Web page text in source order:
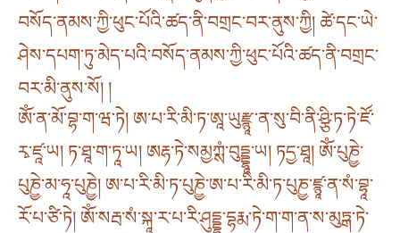
བསོད་ནམས་ཀྱི་ཕུང་པོའི་ཚད་ནི་བགྲང་བར་ནུས་ཀྱི། ཚེ་དང་ཡེ་
ཤེས་དཔག་ཏུ་མེད་པའི་བསོད་ནམས་ཀྱི་ཕུང་པོའི་ཚད་ནི་བགྲང་
བར་མི་ནུས་སོ། །
ཨོཾ་ན་མོ་བྷ་ག་ཝ་ཏེ། ཨ་པ་རི་མི་ཏ་ཨཱ་ཡུརྫྙཱ་ན་སུ་བི་ནི་ཤྩི་ཏ་ཏེ་ཛོ་
རྭ་ཛཱ་ཡ། ཏ་ཐཱ་ག་ཏཱ་ཡ། ཨརྷ་ཏེ་སམྱཀྶཾ་བུདྡྷཱ་ཡ། ཏདྱ་ཐཱ། ཨོཾ་པུཎྱེ་
པུཎྱེ་མ་ཧཱ་པུཎྱེ། ཨ་པ་རི་མི་ཏ་པུཎྱེ་ཨ་པ་རི་མི་ཏ་པུཎྱ་ཛྙཱ་ན་སཾ་བྷཱ་
རོ་པ་ཙི་ཏེ། ཨོཾ་སརྦ་སཾ་སྐཱ་ར་པ་རི་ཤུདྡྷ་དྷརྨ་ཏེ་ག་ག་ན་ས་མུཏྒ་ཏེ་